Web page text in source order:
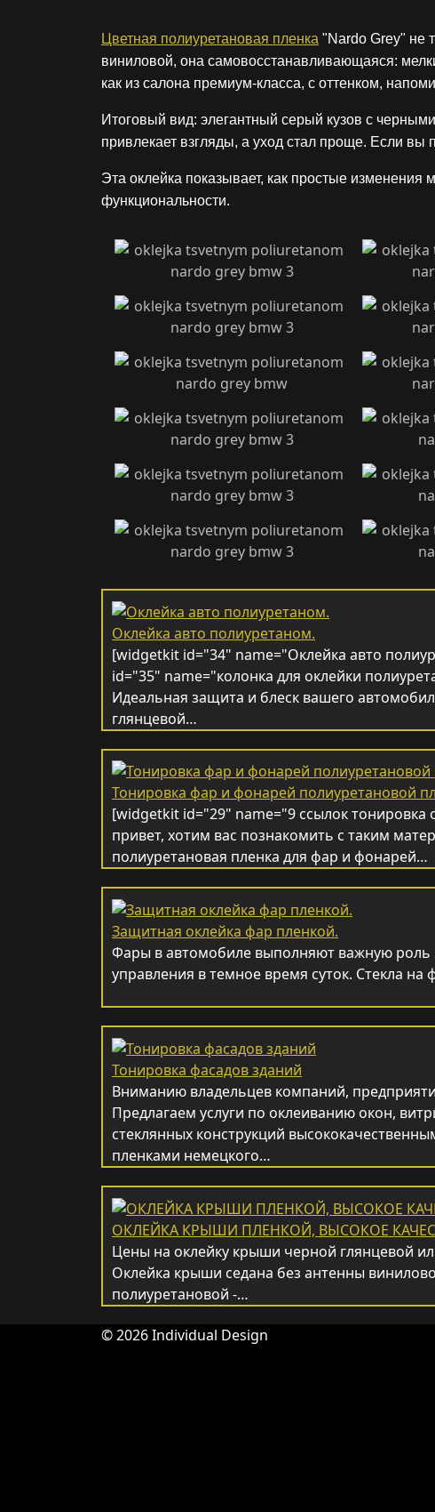
Цветная полиуретановая пленка "Nardo Grey" не
виниловой, она самовосстанавливающаяся:
как из салона премиум-класса, с оттенком,
Итоговый вид: элегантный серый кузов с
привлекает взгляды, а уход стал проще. Если вы
Эта оклейка показывает, как простые
функциональности.
Оклейка авто полиуретаном.
[widgetkit id="34" name="Оклейка авто
id="35" name="колонка для оклейки
Идеальная защита и блеск вашего
глянцевой…
Тонировка фар и фонарей полиуретановой
[widgetkit id="29" name="9 ссылок тонировка
привет, хотим вас познакомить с таким
полиуретановая пленка для фар и фонарей…
Защитная оклейка фар пленкой.
Фары в автомобиле выполняют важную роль
управления в темное время суток. Стекла на
Тонировка фасадов зданий
Вниманию владельцев компаний,
Предлагаем услуги по оклеиванию окон,
стеклянных конструкций
пленками немецкого…
ОКЛЕЙКА КРЫШИ ПЛЕНКОЙ, ВЫСОКОЕ
Цены на оклейку крыши черной глянцевой
Оклейка крыши седана без антенны
полиуретановой -…
© 2026 Individual Design